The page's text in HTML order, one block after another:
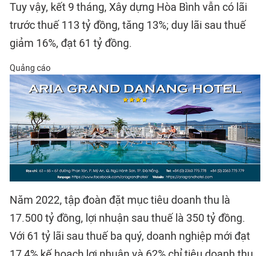
Tuy vậy, kết 9 tháng, Xây dựng Hòa Bình vẫn có lãi
trước thuế 113 tỷ đồng, tăng 13%; duy lãi sau thuế
giảm 16%, đạt 61 tỷ đồng.
Quảng cáo
Năm 2022, tập đoàn đặt mục tiêu doanh thu là
17.500 tỷ đồng, lợi nhuận sau thuế là 350 tỷ đồng.
Với 61 tỷ lãi sau thuế ba quý, doanh nghiệp mới đạt